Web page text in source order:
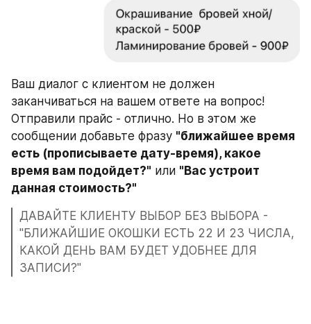
Ваш диалог с клиентом не должен
заканчиваться на вашем ответе на вопрос!
Отправили прайс - отлично. Но в этом же
сообщении добавьте фразу "ближайшее время
есть (прописываете дату-время), какое
время вам подойдет?" или "Вас устроит
данная стоимость?"
ДАВАЙТЕ КЛИЕНТУ ВЫБОР БЕЗ ВЫБОРА -
"БЛИЖАЙШИЕ ОКОШКИ ЕСТЬ 22 И 23 ЧИСЛА,
КАКОЙ ДЕНЬ ВАМ БУДЕТ УДОБНЕЕ ДЛЯ
ЗАПИСИ?"